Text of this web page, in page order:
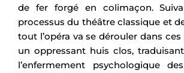
de fer forgé en colimaçon.
processus du théâtre classique et
tout l’opéra va se dérouler dans
un oppressant huis clos,
l’enfermement psychologique